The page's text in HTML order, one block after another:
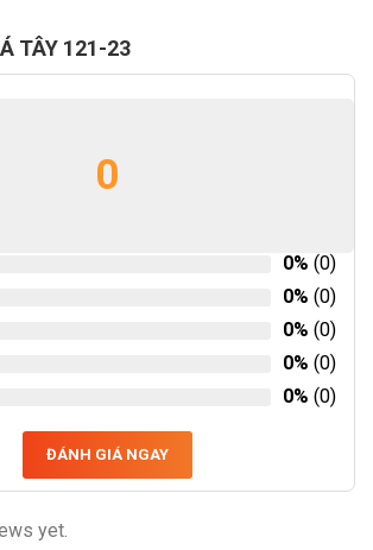
TÂY 121-23
0
0% (0)
0% (0)
0% (0)
0% (0)
0% (0)
ĐÁNH GIÁ NGAY
yet.